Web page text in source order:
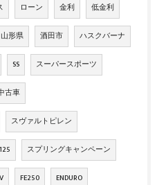
ローン 金利 低金利
山形県 酒田市 ハスクバーナ
SS スーパースポーツ
古車
スヴァルトピレン
125 スプリングキャンペーン
FE250 ENDURO